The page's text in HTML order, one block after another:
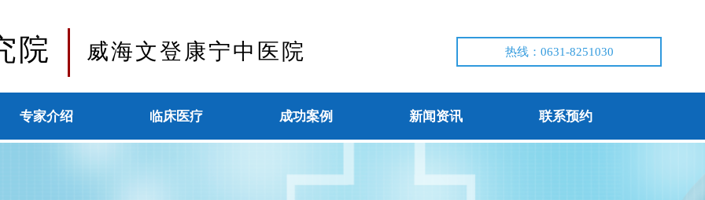
专家介绍 临床医疗 成功案例 新闻资讯 联系预约
院 威海文登康宁中医院 热线：0631-8251030